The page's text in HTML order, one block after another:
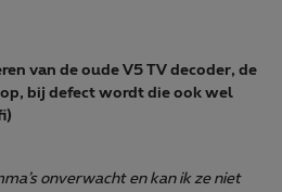
van de oude V5 TV decoder, de
bij defect wordt die ook wel
onverwacht en kan ik ze niet